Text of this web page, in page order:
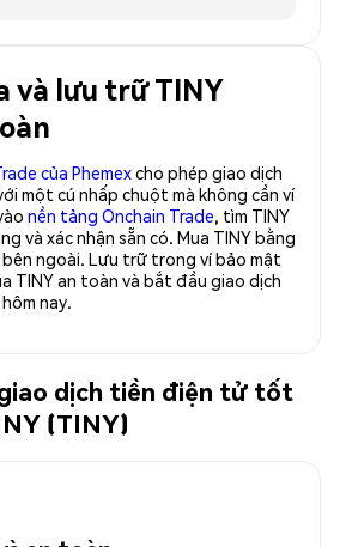
và lưu trữ TINY
của Phemexcho phép giao dịch
một cú nhấp chuột mà không cần ví
nền tảng Onchain Trade, tìm TINY
và xác nhận sẵn có. Mua TINY bằng
bên ngoài. Lưu trữ trong ví bảo mật
TINY an toàn và bắt đầu giao dịch
nay.
giao dịch tiền điện tử tốt
(TINY)